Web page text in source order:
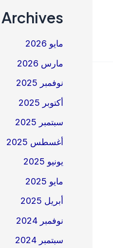
Archives
مايو 2026
مارس 2026
نوفمبر 2025
أكتوبر 2025
سبتمبر 2025
أغسطس 2025
يونيو 2025
مايو 2025
أبريل 2025
نوفمبر 2024
سبتمبر 2024